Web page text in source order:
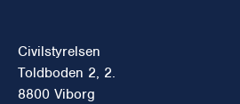
Civilstyrelsen
Toldboden 2, 2.
8800 Viborg